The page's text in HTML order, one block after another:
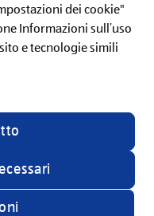
termini di
sulla
da ALDI srl via
a tal fine presto
riportate
alla
dei cookie"
Informazioni sull’uso
e tecnologie simili